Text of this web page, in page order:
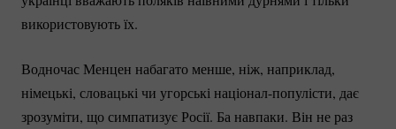
використовують їх.
Водночас Менцен набагато менше, ніж, наприклад,
німецькі, словацькі чи угорські націонал-популісти, дає
зрозуміти, що симпатизує Росії. Ба навпаки. Він не раз